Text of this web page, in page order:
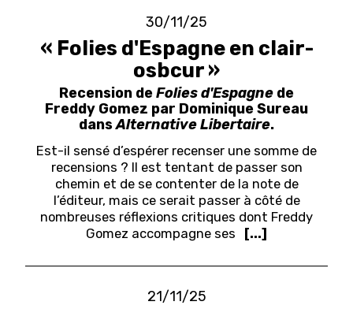
30/11/25
« Folies d'Espagne en clair-
osbcur »
Recension deFolies d'Espagne de
Freddy Gomez par Dominique Sureau
dansAlternative Libertaire.
Est-il sensé d’espérer recenser une somme de
recensions ? Il est tentant de passer son
chemin et de se contenter de la note de
l’éditeur, mais ce serait passer à côté de
nombreuses réflexions critiques dont Freddy
Gomez accompagne ses
[...]
21/11/25